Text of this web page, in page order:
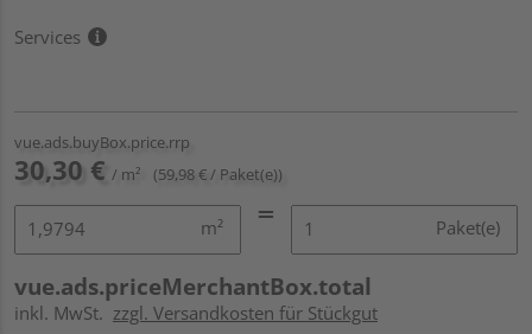
Services
vue.ads.buyBox.price.rrp
30,30 € / m² (59,98 € / Paket(e))
m² Paket(e)
vue.ads.priceMerchantBox.total
inkl. MwSt. zzgl. Versandkosten für Stückgut